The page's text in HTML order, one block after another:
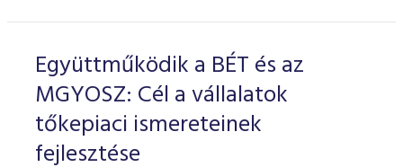
Együttműködik a BÉT és az
MGYOSZ: Cél a vállalatok
tőkepiaci ismereteinek
fejlesztése